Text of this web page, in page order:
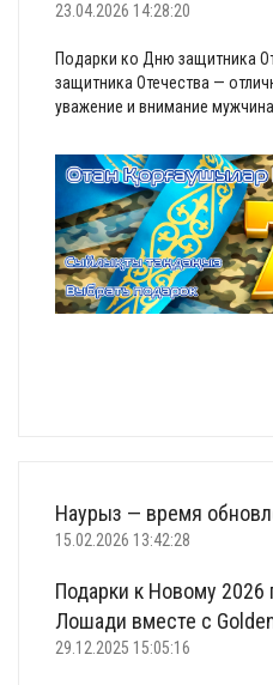
23.04.2026 14:28:20
Подарки ко Дню защитника
защитника Отечества —
уважение и внимание
Наурыз — время
15.02.2026 13:42:28
Подарки к Новому 2026
Лошади вместе с
29.12.2025 15:05:16